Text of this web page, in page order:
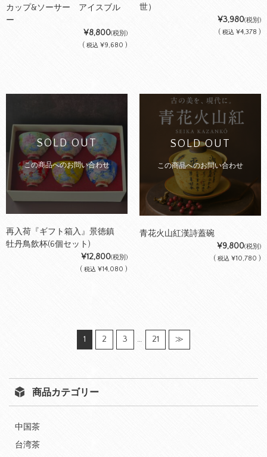
カップ&ソーサー アイスブル
ー
¥8,800(税別)
( 税込 ¥9,680 )
世）
¥3,980(税別)
( 税込 ¥4,378 )
SOLD OUT
この商品へのお問い合わせ
再入荷『ギフト箱入』景徳鎮
牡丹鳥飲杯(6個セット)
¥12,800(税別)
( 税込 ¥14,080 )
SOLD OUT
この商品へのお問い合わせ
青花火山紅漢詩蓋碗
¥9,800(税別)
( 税込 ¥10,780 )
1 2 3 … 21 ≫
商品カテゴリー
中国茶
台湾茶